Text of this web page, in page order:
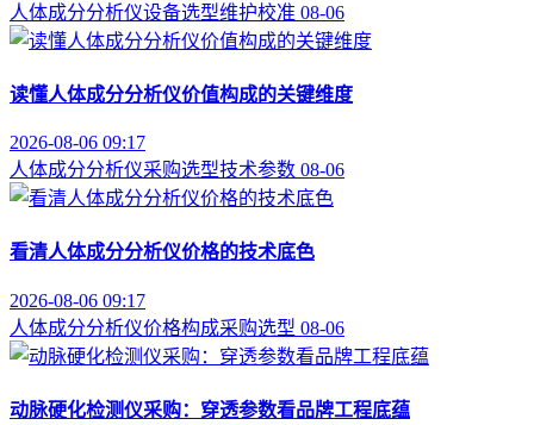
人体成分分析仪设备选型维护校准 08-06
读懂人体成分分析仪价值构成的关键维度
2026-08-06 09:17
人体成分分析仪采购选型技术参数 08-06
看清人体成分分析仪价格的技术底色
2026-08-06 09:17
人体成分分析仪价格构成采购选型 08-06
动脉硬化检测仪采购：穿透参数看品牌工程底蕴